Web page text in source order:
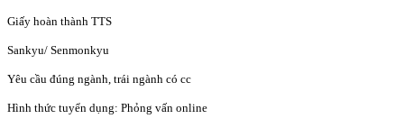
Giấy hoàn thành TTS
Sankyu/ Senmonkyu
Yêu cầu đúng ngành, trái ngành có cc
Hình thức tuyển dụng: Phỏng vấn online